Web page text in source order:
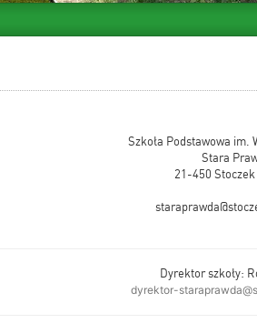
Szkoła Podstawowa im.
Stara
21-450
Dyrektor szkoły:
dyrektor-